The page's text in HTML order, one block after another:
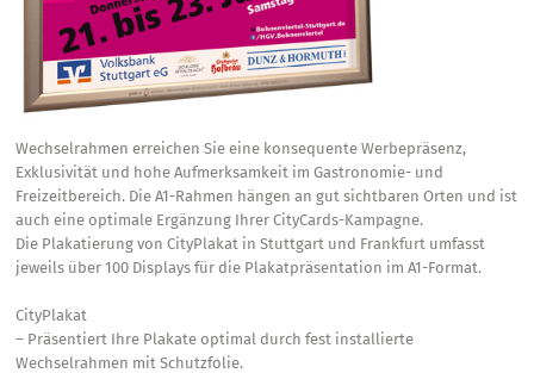
Wechselrahmen erreichen Sie eine konsequente Werbepräsenz,
Exklusivität und hohe Aufmerksamkeit im Gastronomie- und
Freizeitbereich. Die A1-Rahmen hängen an gut sichtbaren Orten und ist
auch eine optimale Ergänzung Ihrer CityCards-Kampagne.
Die Plakatierung von CityPlakat in Stuttgart und Frankfurt umfasst
jeweils über 100 Displays für die Plakatpräsentation im A1-Format.
CityPlakat
– Präsentiert Ihre Plakate optimal durch fest installierte
Wechselrahmen mit Schutzfolie.